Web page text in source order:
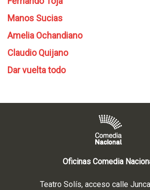
Manos Sucias
Amelia Ochandiano
Claudio Quijano
Dar vuelta todo
Oficinas Comedia
Teatro Solís, acceso calle